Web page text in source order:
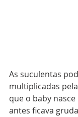
As suculentas
multiplicadas
que o baby
antes ficava